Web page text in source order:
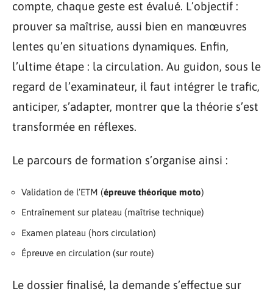
compte, chaque geste est évalué. L’objectif :
prouver sa maîtrise, aussi bien en manœuvres
lentes qu’en situations dynamiques. Enfin,
l’ultime étape : la circulation. Au guidon, sous le
regard de l’examinateur, il faut intégrer le trafic,
anticiper, s’adapter, montrer que la théorie s’est
transformée en réflexes.
Le parcours de formation s’organise ainsi :
Validation de l’ETM (épreuve théorique moto)
Entraînement sur plateau (maîtrise technique)
Examen plateau (hors circulation)
Épreuve en circulation (sur route)
Le dossier finalisé, la demande s’effectue sur